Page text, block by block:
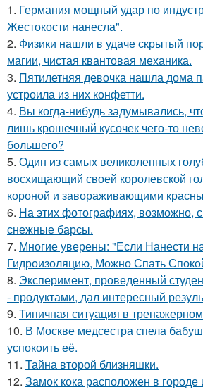
1. Германия мощный удар по
Жестокости нанесла".
2. Физики нашли в удаче скрытый
магии, чистая квантовая механика.
3. Пятилетняя девочка нашла дома
устроила из них конфетти.
4. Вы когда-нибудь задумывались,
лишь крошечный кусочек чего-то
большего?
5. Один из самых великолепных
восхищающий своей королевской
короной и завораживающими
6. На этих фотографиях, возможно,
снежные барсы.
7. Многие уверены: "Если Нанести
Гидроизоляцию, Можно Спать
8. Эксперимент, проведенный
- продуктами, дал интересный
9. Типичная ситуация в
10. В Москве медсестра спела
успокоить её.
11. Тайна второй близняшки.
12. Замок кока расположен в городе